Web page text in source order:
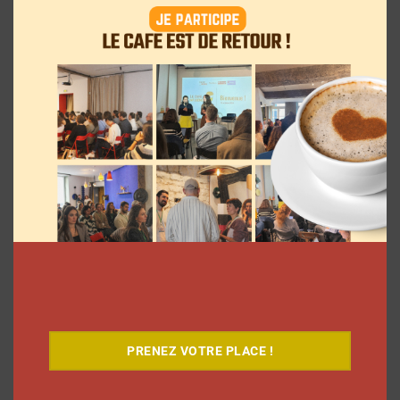
Comment le Grand JD a complètement
réinventé son contenu sur YouTube
Clara Phelippeaux 6 août 2026
PRENEZ VOTRE PLACE !